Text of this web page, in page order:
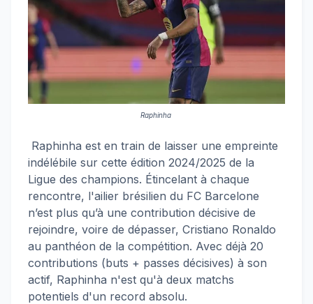
Raphinha
Raphinha est en train de laisser une empreinte
indélébile sur cette édition 2024/2025 de la
Ligue des champions. Étincelant à chaque
rencontre, l'ailier brésilien du FC Barcelone
n’est plus qu’à une contribution décisive de
rejoindre, voire de dépasser, Cristiano Ronaldo
au panthéon de la compétition. Avec déjà 20
contributions (buts + passes décisives) à son
actif, Raphinha n'est qu'à deux matchs
potentiels d'un record absolu.